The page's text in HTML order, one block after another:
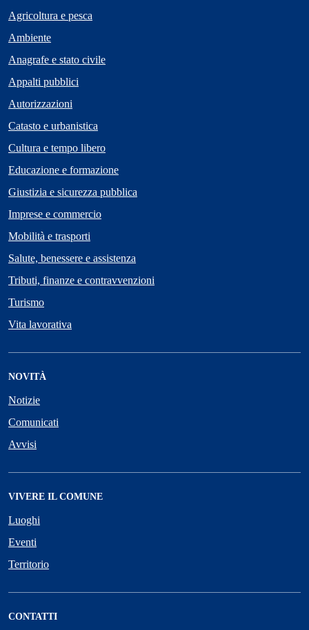
Agricoltura e pesca
Ambiente
Anagrafe e stato civile
Appalti pubblici
Autorizzazioni
Catasto e urbanistica
Cultura e tempo libero
Educazione e formazione
Giustizia e sicurezza pubblica
Imprese e commercio
Mobilità e trasporti
Salute, benessere e assistenza
Tributi, finanze e contravvenzioni
Turismo
Vita lavorativa
NOVITÀ
Notizie
Comunicati
Avvisi
VIVERE IL COMUNE
Luoghi
Eventi
Territorio
CONTATTI